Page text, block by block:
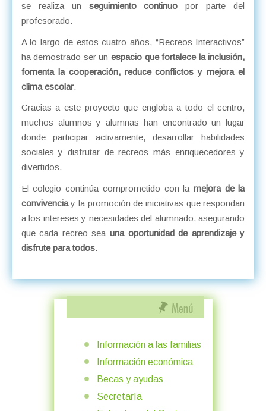
se realiza un seguimiento continuo por parte del
profesorado.
A lo largo de estos cuatro años, “Recreos Interactivos”
ha demostrado ser un espacio que fortalece la inclusión,
fomenta la cooperación, reduce conflictos y mejora el
clima escolar.
Gracias a este proyecto que engloba a todo el centro,
muchos alumnos y alumnas han encontrado un lugar
donde participar activamente, desarrollar habilidades
sociales y disfrutar de recreos más enriquecedores y
divertidos.
El colegio continúa comprometido con la mejora de la
convivenciay la promoción de iniciativas que respondan
a los intereses y necesidades del alumnado, asegurando
que cada recreo sea una oportunidad de aprendizaje y
disfrute para todos.
Información a las familias
Información económica
Becas y ayudas
Secretaría